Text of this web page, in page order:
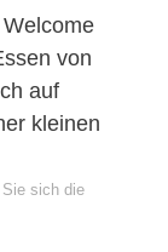
von
auf
kleinen
Sie sich die